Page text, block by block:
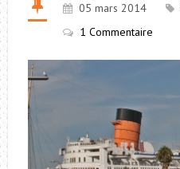
05 mars 2014
1 Commentaire